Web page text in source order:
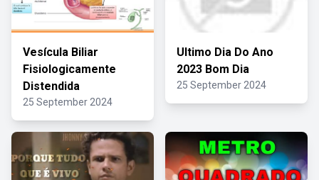
Vesícula Biliar
Fisiologicamente
Distendida
25 September 2024
Ultimo Dia Do Ano
2023 Bom Dia
25 September 2024